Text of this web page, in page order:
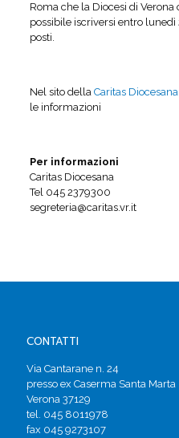
Roma che la Diocesi di
possibile iscriversi entro
posti.
Nel sito della Caritas
le informazioni
Per informazioni
Caritas Diocesana
Tel 045 2379300
segreteria@caritas.vr.it
CONTATTI
Via Cantarane n. 24
presso ex Caserma Santa Marta
Verona 37129
tel. 045 8011978
fax 045 9273107